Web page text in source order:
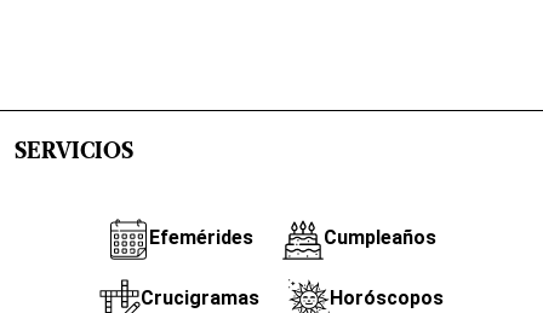
SERVICIOS
Efemérides Cumpleaños
Crucigramas Horóscopos